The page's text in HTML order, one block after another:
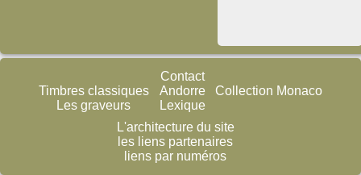
Timbres classiques
Les graveurs
Contact
Andorre
Lexique
Collection Monaco
L'architecture du site
les liens partenaires
liens par numéros